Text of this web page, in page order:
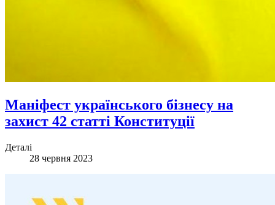
Маніфест українського бізнесу на
захист 42 статті Конституції
Деталі
28 червня 2023